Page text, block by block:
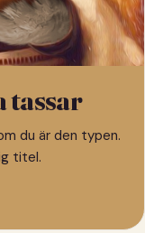
tassar
du är den typen.
titel.